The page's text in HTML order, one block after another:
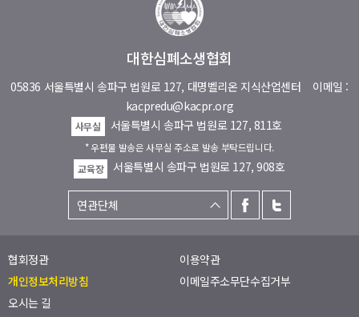
대한심폐소생협회
05836 서울특별시 송파구 법원로 127, 대명벨리온 지식산업센터 이메일 :
kacpredu@kacpr.org
사무실 서울특별시 송파구 법원로 127, 811호
* 우편물 발송은 사무실 주소로 발송 부탁드립니다.
교육장
서울특별시 송파구 법원로 127, 908호
협회정관
이용약관
개인정보처리방침
이메일주소무단수집거부
오시는 길